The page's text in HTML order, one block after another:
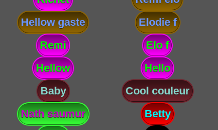
Hellow gaste
Elodie f
Remi
Elo f
Hellow
Hello
Baby
Cool couleur
Nath saumur
Betty